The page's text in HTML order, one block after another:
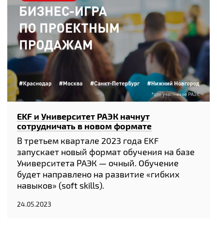
EKF и Университет РАЭК начнут
сотрудничать в новом формате
В третьем квартале 2023 года EKF
запускает новый формат обучения на базе
Университета РАЭК — очный. Обучение
будет направлено на развитие «гибких
навыков» (soft skills).
24.05.2023